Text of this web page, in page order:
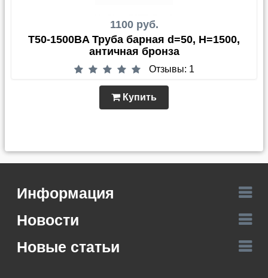
1100 руб.
T50-1500BA Труба барная d=50, Н=1500,
античная бронза
Отзывы: 1
Купить
Информация
Новости
Новые статьи